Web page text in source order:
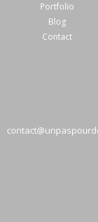
Portfolio
Blog
Contact